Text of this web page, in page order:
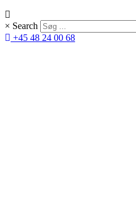
× Search
+45 48 24 00 68